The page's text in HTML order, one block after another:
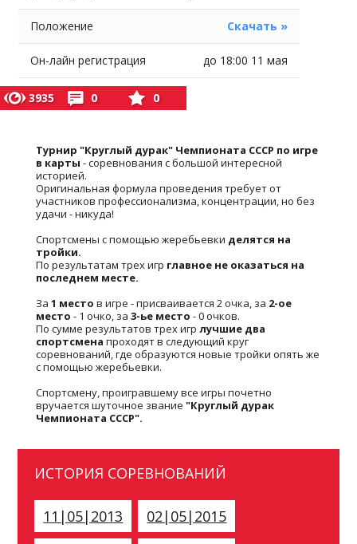
Положение Скачать »
Он-лайн регистрация до 18:00 11 мая
3935 0 0
Турнир "Круглый дурак" Чемпионата СССР по игре
в карты - соревнования с большой интересной
историей.
Оригинальная формула проведения требует от
участников профессионализма, концентрации, но без
удачи - никуда!
Спортсмены с помощью жеребьевки делятся на
тройки.
По результатам трех игр главное не оказаться на
последнем месте.
За1 место в игре - присваивается 2 очка, за 2-ое
место - 1 очко, за3-ье место - 0 очков.
По сумме результатов трех игрлучшие два
спортсменапроходят в следующий круг
соревнований, где образуются новые тройки опять же
с помощью жеребьевки.
Спортсмену, проигравшему все игры почетно
вручается шуточное звание"Круглый дурак
Чемпионата СССР".
ИСТОРИЯ СОРЕВНОВАНИЙ
11|05|2013
02|05|2015